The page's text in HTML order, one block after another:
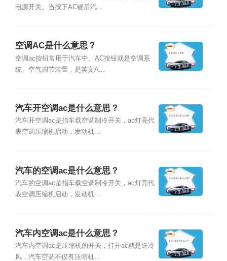
电源开关。当按下AC键后汽...
空调AC是什么意思？
空调ac按钮常用于汽车中。AC按钮就是空调系
统、空气调节装置，是英文A...
汽车开空调ac是什么意思？
汽车开空调ac是指车载空调制冷开关，ac灯亮代
表空调压缩机启动，发动机...
汽车的空调ac是什么意思？
汽车的空调ac是指车载空调制冷开关，ac灯亮代
表空调压缩机启动，发动机...
汽车内空调ac是什么意思？
汽车内空调ac是压缩机的开关，打开ac就是送冷
风，汽车空调不仅有压缩机...